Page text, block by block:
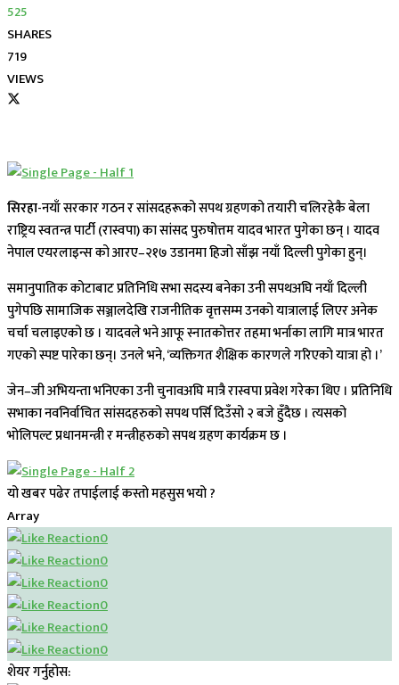
525
SHARES
719
VIEWS
सिरहा-नयाँ सरकार गठन र सांसदहरूको सपथ ग्रहणको तयारी चलिरहेकै बेला
राष्ट्रिय स्वतन्त्र पार्टी (रास्वपा) का सांसद पुरुषोत्तम यादव भारत पुगेका छन् । यादव
नेपाल एयरलाइन्स को आरए–२१७ उडानमा हिजो साँझ नयाँ दिल्ली पुगेका हुन्।
समानुपातिक कोटाबाट प्रतिनिधि सभा सदस्य बनेका उनी सपथअघि नयाँ दिल्ली
पुगेपछि सामाजिक सञ्जालदेखि राजनीतिक वृत्तसम्म उनको यात्रालाई लिएर अनेक
चर्चा चलाइएको छ । यादवले भने आफू स्नातकोत्तर तहमा भर्नाका लागि मात्र भारत
गएको स्पष्ट पारेका छन्। उनले भने, ‘व्यक्तिगत शैक्षिक कारणले गरिएको यात्रा हो ।’
जेन–जी अभियन्ता भनिएका उनी चुनावअघि मात्रै रास्वपा प्रवेश गरेका थिए । प्रतिनिधि
सभाका नवनिर्वाचित सांसदहरुको सपथ पर्सि दिउँसो २ बजे हुँदैछ । त्यसको
भोलिपल्ट प्रधानमन्त्री र मन्त्रीहरुको सपथ ग्रहण कार्यक्रम छ ।
यो खबर पढेर तपाईलाई कस्तो महसुस भयो ?
Array
0
0
0
0
0
0
शेयर गर्नुहोस: